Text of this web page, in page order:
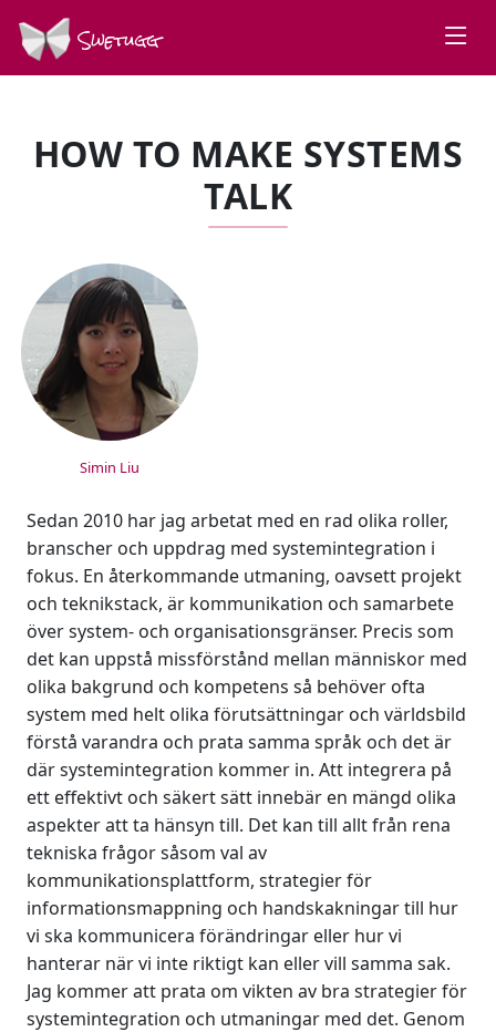
Swetugg
HOW TO MAKE SYSTEMS
TALK
SPEAKERS
Simin Liu
Sedan 2010 har jag arbetat med en rad olika roller,
branscher och uppdrag med systemintegration i
fokus. En återkommande utmaning, oavsett projekt
och teknikstack, är kommunikation och samarbete
över system- och organisationsgränser. Precis som
det kan uppstå missförstånd mellan människor med
olika bakgrund och kompetens så behöver ofta
system med helt olika förutsättningar och världsbild
förstå varandra och prata samma språk och det är
där systemintegration kommer in. Att integrera på
ett effektivt och säkert sätt innebär en mängd olika
aspekter att ta hänsyn till. Det kan till allt från rena
tekniska frågor såsom val av
kommunikationsplattform, strategier för
informationsmappning och handskakningar till hur
vi ska kommunicera förändringar eller hur vi
hanterar när vi inte riktigt kan eller vill samma sak.
Jag kommer att prata om vikten av bra strategier för
systemintegration och utmaningar med det. Genom